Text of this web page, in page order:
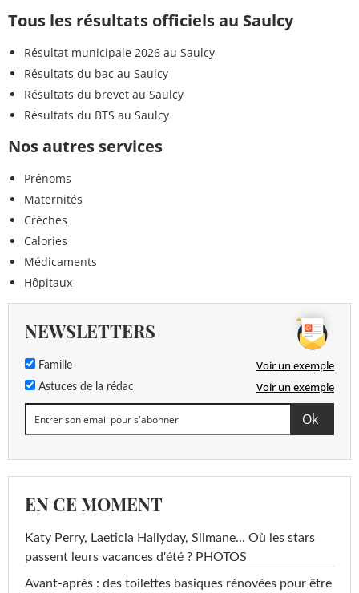
Tous les résultats officiels au Saulcy
Résultat municipale 2026 au Saulcy
Résultats du bac au Saulcy
Résultats du brevet au Saulcy
Résultats du BTS au Saulcy
Nos autres services
Prénoms
Maternités
Crèches
Calories
Médicaments
Hôpitaux
NEWSLETTERS
Famille Voir un exemple
Astuces de la rédac Voir un exemple
EN CE MOMENT
Katy Perry, Laeticia Hallyday, Slimane... Où les stars
passent leurs vacances d'été ? PHOTOS
Avant-après : des toilettes basiques rénovées pour être